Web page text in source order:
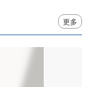
更多